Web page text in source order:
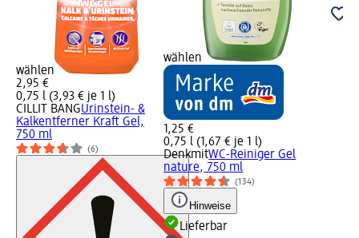
wählen
2,95 €
0,75 l (3,93 € je 1 l)
CILLIT BANGUrinstein- &
Kalkentferner Kraft Gel,
750 ml
(6)
wählen
1,25 €
0,75 l (1,67 € je 1 l)
DenkmitWC-Reiniger Gel
nature, 750 ml
(134)
Hinweise
Lieferbar